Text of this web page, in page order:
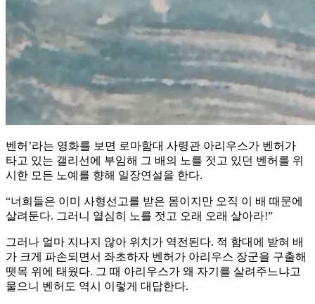
벤허’라는 영화를 보면 로마함대 사령관 아리우스가 벤허가
타고 있는 갤리선에 부임해 그 배의 노를 젓고 있던 벤허를 위
시한 모든 노예를 향해 일장연설을 한다.
“너희들은 이미 사형선고를 받은 몸이지만 오직 이 배 때문에
살려둔다. 그러니 열심히 노를 젓고 오래 오래 살아라!”
그러나 얼마 지나지 않아 위치가 역전된다. 적 함대에 받혀 배
가 크게 파손되면서 좌초하자 벤허가 아리우스 장군을 구출해
뗏목 위에 태웠다. 그 때 아리우스가 왜 자기를 살려주느냐고
물으니 벤허도 역시 이렇게 대답한다.